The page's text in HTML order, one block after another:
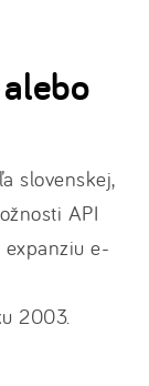
slovenskej,
API
expanziu e-
2003.